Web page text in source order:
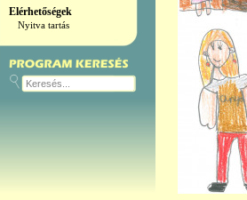
Elérhetőségek
Nyitva tartás